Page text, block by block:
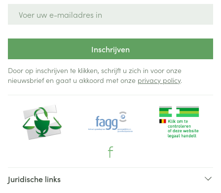
Inschrijven
Door op inschrijven te klikken, schrijft u zich in voor onze
nieuwsbrief en gaat u akkoord met onze privacy policy.
Juridische links